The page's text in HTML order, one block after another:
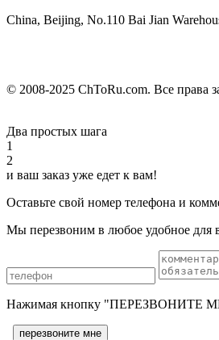
China, Beijing, No.110 Bai Jian
© 2008-2025 ChToRu.com. Все права
Два простых шага
1
2
и ваш заказ уже едет к вам!
Оставьте свой номер телефона и
Мы перезвоним в любое удобное для
Нажимая кнопку "ПЕРЕЗВОНИТЕ